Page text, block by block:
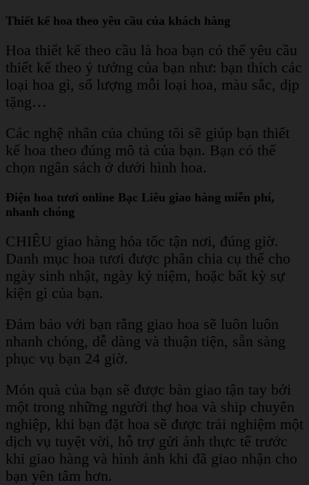
Thiết kế hoa theo yêu cầu của khách hàng
Hoa thiết kế theo cầu là hoa bạn có thể yêu cầu
thiết kế theo ý tưởng của bạn như: bạn thích các
loại hoa gì, số lượng mỗi loại hoa, màu sắc, dịp
tặng…
Các nghệ nhân của chúng tôi sẽ giúp bạn thiết
kế hoa theo đúng mô tả của bạn. Bạn có thể
chọn ngân sách ở dưới hình hoa.
Điện hoa tươi online Bạc Liêu giao hàng miễn phí,
nhanh chóng
CHIÊU giao hàng hỏa tốc tận nơi, đúng giờ.
Danh mục hoa tươi được phân chia cụ thể cho
ngày sinh nhật, ngày kỷ niệm, hoặc bất kỳ sự
kiện gì của bạn.
Đảm bảo với bạn rằng giao hoa sẽ luôn luôn
nhanh chóng, dễ dàng và thuận tiện, sẵn sàng
phục vụ bạn 24 giờ.
Món quà của bạn sẽ được bàn giao tận tay bởi
một trong những người thợ hoa và ship chuyên
nghiệp, khi bạn đặt hoa sẽ được trải nghiệm một
dịch vụ tuyệt vời, hỗ trợ gửi ảnh thực tế trước
khi giao hàng và hình ảnh khi đã giao nhận cho
bạn yên tâm hơn.